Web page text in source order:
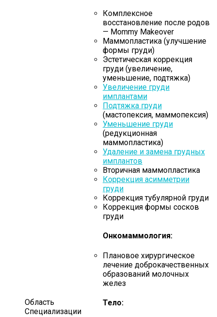
Область
Специализации
Комплексное
восстановление после родов
— Mommy Makeover
Маммопластика (улучшение
формы груди)
Эстетическая коррекция
груди (увеличение,
уменьшение, подтяжка)
Увеличение груди
имплантами
Подтяжка груди
(мастопексия, маммопексия)
Уменьшение груди
(редукционная
маммопластика)
Удаление и замена грудных
имплантов
Вторичная маммопластика
Коррекция асимметрии
груди
Коррекция тубулярной груди
Коррекция формы сосков
груди
Онкомаммология:
Плановое хирургическое
лечение доброкачественных
образований молочных
желез
Тело: